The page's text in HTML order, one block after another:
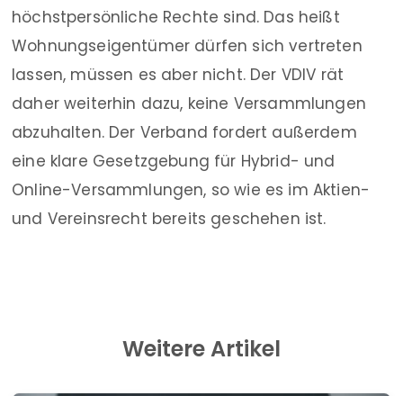
höchstpersönliche Rechte sind. Das heißt
Wohnungseigentümer dürfen sich vertreten
lassen, müssen es aber nicht. Der VDIV rät
daher weiterhin dazu, keine Versammlungen
abzuhalten. Der Verband fordert außerdem
eine klare Gesetzgebung für Hybrid- und
Online-Versammlungen, so wie es im Aktien-
und Vereinsrecht bereits geschehen ist.
Weitere Artikel